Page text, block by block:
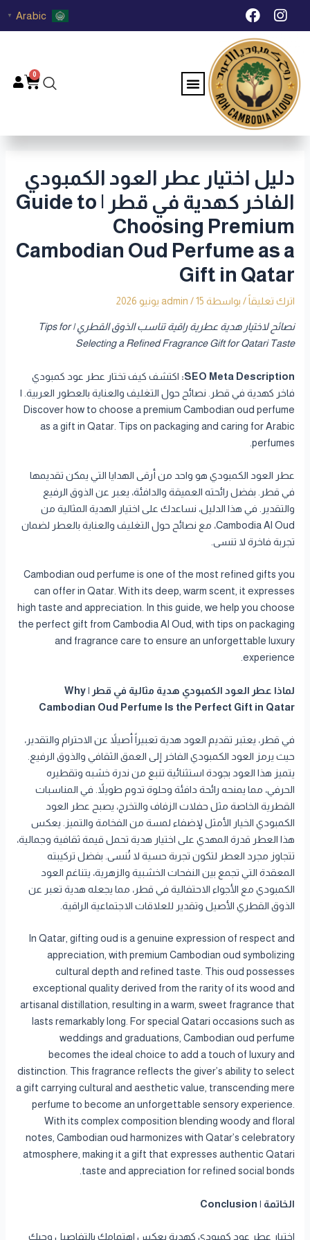
تخطي I
n
s
t
a
g
r
a
m
F
a
c
e
b
o
o
k
Arabic
▼
Menu
0
دليل اختيار عطر العود الكمبودي
الفاخر كهدية في قطر | Guide to
Choosing Premium
Cambodian Oud Perfume as a
Gift in Qatar
اترك تعليقاً / بواسطة admin /15 يونيو 2026
نصائح لاختيار هدية عطرية راقية تناسب الذوق القطري | Tips for
Selecting a Refined Fragrance Gift for Qatari Taste
SEO Meta Description: اكتشف كيف تختار عطر عود كمبودي
فاخر كهدية في قطر. نصائح حول التغليف والعناية بالعطور العربية. |
Discover how to choose a premium Cambodian oud perfume
as a gift in Qatar. Tips on packaging and caring for Arabic
perfumes.
عطر العود الكمبودي هو واحد من أرقى الهدايا التي يمكن تقديمها
في قطر. بفضل رائحته العميقة والدافئة، يعبر عن الذوق الرفيع
والتقدير. في هذا الدليل، نساعدك على اختيار الهدية المثالية من
Cambodia Al Oud، مع نصائح حول التغليف والعناية بالعطر لضمان
تجربة فاخرة لا تنسى.
Cambodian oud perfume is one of the most refined gifts you
can offer in Qatar. With its deep, warm scent, it expresses
high taste and appreciation. In this guide, we help you choose
the perfect gift from Cambodia Al Oud, with tips on packaging
and fragrance care to ensure an unforgettable luxury
experience.
لماذا عطر العود الكمبودي هدية مثالية في قطر | Why
Cambodian Oud Perfume Is the Perfect Gift in Qatar
في قطر، يعتبر تقديم العود هدية تعبيراً أصيلاً عن الاحترام والتقدير،
حيث يرمز العود الكمبودي الفاخر إلى العمق الثقافي والذوق الرفيع.
يتميز هذا العود بجودة استثنائية تنبع من ندرة خشبه وتقطيره
الحرفي، مما يمنحه رائحة دافئة وحلوة تدوم طويلاً. في المناسبات
القطرية الخاصة مثل حفلات الزفاف والتخرج، يصبح عطر العود
الكمبودي الخيار الأمثل لإضفاء لمسة من الفخامة والتميز. يعكس
هذا العطر قدرة المهدي على اختيار هدية تحمل قيمة ثقافية وجمالية،
تتجاوز مجرد العطر لتكون تجربة حسية لا تُنسى. بفضل تركيبته
المعقدة التي تجمع بين النفحات الخشبية والزهرية، يتناغم العود
الكمبودي مع الأجواء الاحتفالية في قطر، مما يجعله هدية تعبر عن
الذوق القطري الأصيل وتقدير للعلاقات الاجتماعية الراقية.
In Qatar, gifting oud is a genuine expression of respect and
appreciation, with premium Cambodian oud symbolizing
cultural depth and refined taste. This oud possesses
exceptional quality derived from the rarity of its wood and
artisanal distillation, resulting in a warm, sweet fragrance that
lasts remarkably long. For special Qatari occasions such as
weddings and graduations, Cambodian oud perfume
becomes the ideal choice to add a touch of luxury and
distinction. This fragrance reflects the giver’s ability to select
a gift carrying cultural and aesthetic value, transcending mere
perfume to become an unforgettable sensory experience.
With its complex composition blending woody and floral
notes, Cambodian oud harmonizes with Qatar’s celebratory
atmosphere, making it a gift that expresses authentic Qatari
taste and appreciation for refined social bonds.
الخاتمة | Conclusion
اختيار عطر عود كمبودي كهدية يعكس اهتمامك بالتفاصيل وحبك
Post
navigation